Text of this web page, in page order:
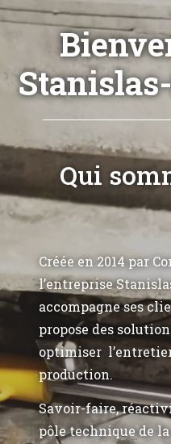
Qui
Créée en 2014 par
l’entreprise
accompagne ses
propose des
optimiser
production.
Savoir-faire,
pôle technique de